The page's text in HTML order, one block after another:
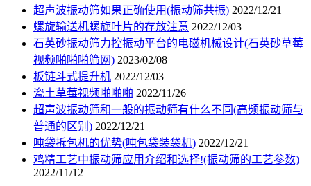
超声波振动筛如果正确使用(振动筛共振) 2022/12/21
螺旋输送机螺旋叶片的存放注意 2022/12/03
石英砂振动筛力控振动平台的电磁机械设计(石英砂草莓
视频啪啪啪筛网) 2023/02/08
板链斗式提升机 2022/12/03
瓷土草莓视频啪啪啪 2022/11/26
超声波振动筛和一般的振动筛有什么不同(高频振动筛与
普通的区别) 2022/12/21
吨袋拆包机的优势(吨包袋装袋机) 2022/12/21
鸡精工艺中振动筛应用介绍和选择!(振动筛的工艺参数)
2022/11/12